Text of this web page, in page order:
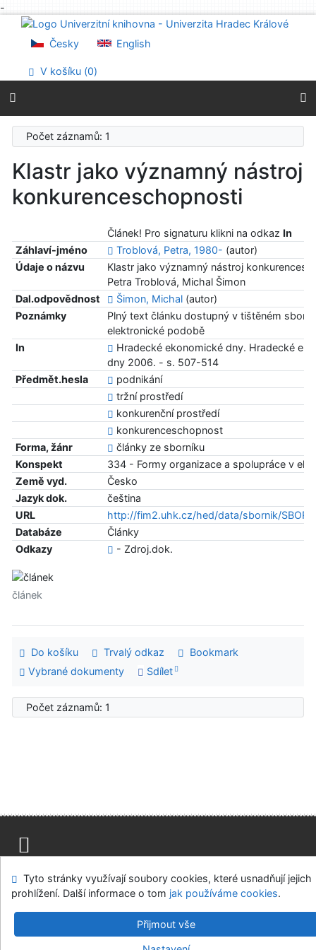
-
Přejít na obsah
Přejít na menu
Prohlášení o webové přístupnosti
Česky English
V košíku (0)
Počet záznamů: 1
Klastr jako významný nástroj
konkurenceschopnosti
Článek! Pro signaturu klikni na odkaz In
Záhlaví-jméno
Troblová, Petra, 1980- (autor)
Údaje o názvu
Klastr jako významný nástroj
Petra Troblová, Michal Šimon
Dal.odpovědnost
Šimon, Michal(autor)
Poznámky
Plný text článku dostupný v tištěném
elektronické podobě
In
Hradecké ekonomické dny. Hradecké
dny 2006. - s. 507-514
Předmět.hesla
podnikání
tržní prostředí
konkurenční prostředí
konkurenceschopnost
Forma, žánr
články ze sborníku
Konspekt
334 - Formy organizace a spolupráce v
Země vyd.
Česko
Jazyk dok.
čeština
URL
http://fim2.uhk.cz/hed/data/sbornik/
Databáze
Články
Odkazy
- Zdroj.dok.
článek
Do košíku Trvalý odkaz
Bookmark
Vybrané dokumenty
Sdílet
Počet záznamů: 1
Modul OpenSearch
Napište nám Nastavení cookies
Univerzitní knihovna - Univerzita Hradec Králové
v.4.8.63a - Cosmotron Bohemia, s.r.o.
Tyto stránky využívají soubory cookies, které usnadňují jejich
prohlížení. Další informace o tom jak používáme cookies.
Přijmout vše